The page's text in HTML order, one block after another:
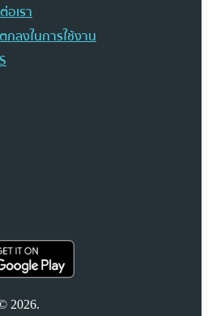
อเรา
กลงในการใช้งาน
2026.